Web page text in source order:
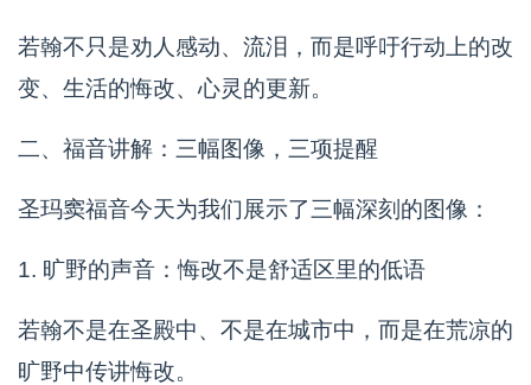
若翰不只是劝人感动、流泪，而是呼吁行动上的改
变、生活的悔改、心灵的更新。
二、福音讲解：三幅图像，三项提醒
圣玛窦福音今天为我们展示了三幅深刻的图像：
1. 旷野的声音：悔改不是舒适区里的低语
若翰不是在圣殿中、不是在城市中，而是在荒凉的
旷野中传讲悔改。